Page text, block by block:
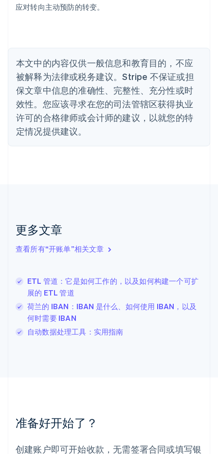
应对转向主动预防的转变。
本文中的内容仅供一般信息和教育目的，不应
被解释为法律或税务建议。Stripe 不保证或担
保文章中信息的准确性、完整性、充分性或时
效性。您应该寻求在您的司法管辖区获得执业
许可的合格律师或会计师的建议，以就您的特
定情况提供建议。
更多文章
查看所有“开账单”相关文章
ETL 管道：它是如何工作的，以及如何构建一个可扩
展的 ETL 管道
荷兰的 IBAN：IBAN 是什么、如何使用 IBAN，以及
何时需要 IBAN
自动数据处理工具：实用指南
准备好开始了？
创建账户即可开始收款，无需签署合同或填写银
巴西
比利时
波兰
English
丹麦
English
德国
Deutsch English
法国
FrançaisEnglish
芬兰
克罗地亚
EnglishItaliano
拉脱维亚
English
列支敦士登
Deutsch English
卢森堡
Français English
罗马尼亚
English
挪威
葡萄牙